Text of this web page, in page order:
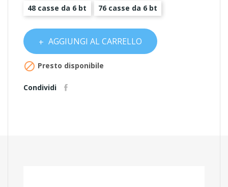
48 casse da 6 bt 76 casse da 6 bt
AGGIUNGI AL CARRELLO
 Presto disponibile
Condividi